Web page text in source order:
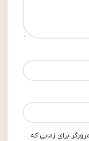
برای زمانی که